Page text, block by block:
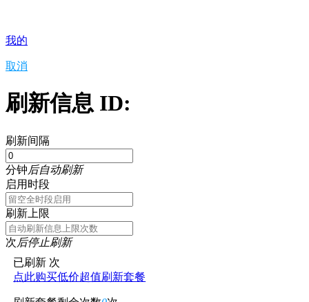
我的
取消
刷新信息 ID:
刷新间隔
分钟后自动刷新
启用时段
刷新上限
次后停止刷新
已刷新 次
点此购买低价超值刷新套餐